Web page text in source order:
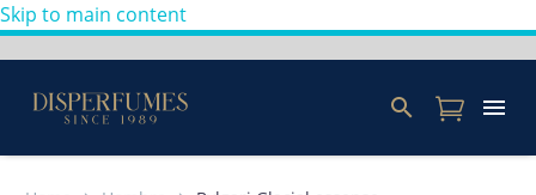
Skip to main content